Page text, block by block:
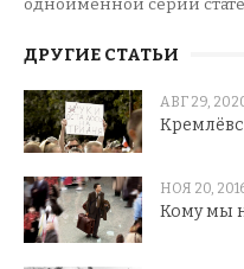
одноименной серии
ДРУГИЕ СТАТЬИ
АВГ 29,
НОЯ 20,
Кому мы